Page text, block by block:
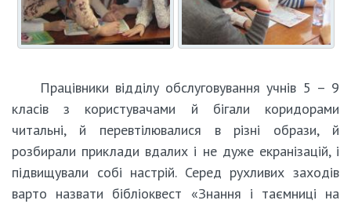
Працівники відділу обслуговування учнів 5 – 9
класів з користувачами й бігали коридорами
читальні, й перевтілювалися в різні образи, й
розбирали приклади вдалих і не дуже екранізацій, і
підвищували собі настрій. Серед рухливих заходів
варто назвати бібліоквест «Знання і таємниці на